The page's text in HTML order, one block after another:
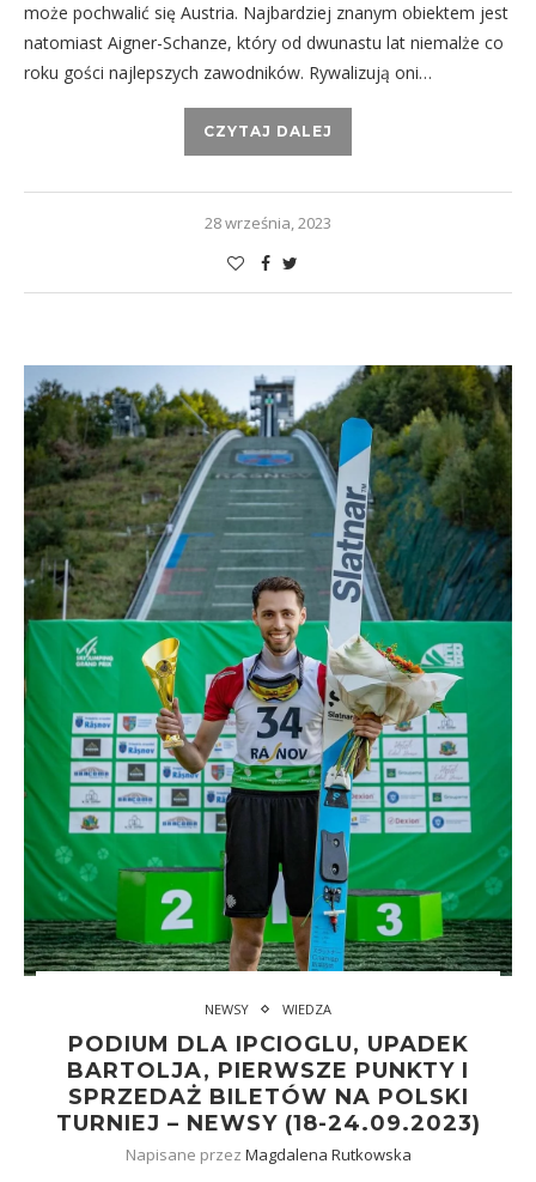
może pochwalić się Austria. Najbardziej znanym obiektem jest
natomiast Aigner-Schanze, który od dwunastu lat niemalże co
roku gości najlepszych zawodników. Rywalizują oni…
CZYTAJ DALEJ
28 września, 2023
NEWSY WIEDZA
PODIUM DLA IPCIOGLU, UPADEK
BARTOLJA, PIERWSZE PUNKTY I
SPRZEDAŻ BILETÓW NA POLSKI
TURNIEJ – NEWSY (18-24.09.2023)
Napisane przez Magdalena Rutkowska